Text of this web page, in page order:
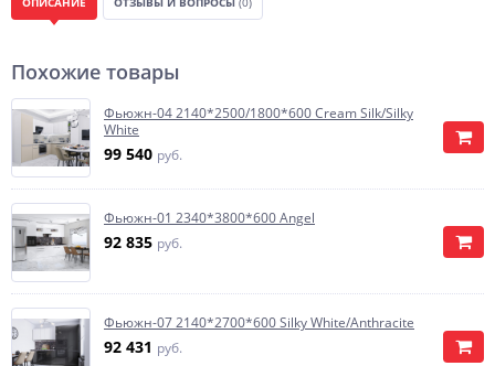
Похожие товары
Фьюжн-04 2140*2500/1800*600 Cream Silk/Silky
White
99 540 руб.
Фьюжн-01 2340*3800*600 Angel
92 835 руб.
Фьюжн-07 2140*2700*600 Silky White/Anthracite
92 431 руб.